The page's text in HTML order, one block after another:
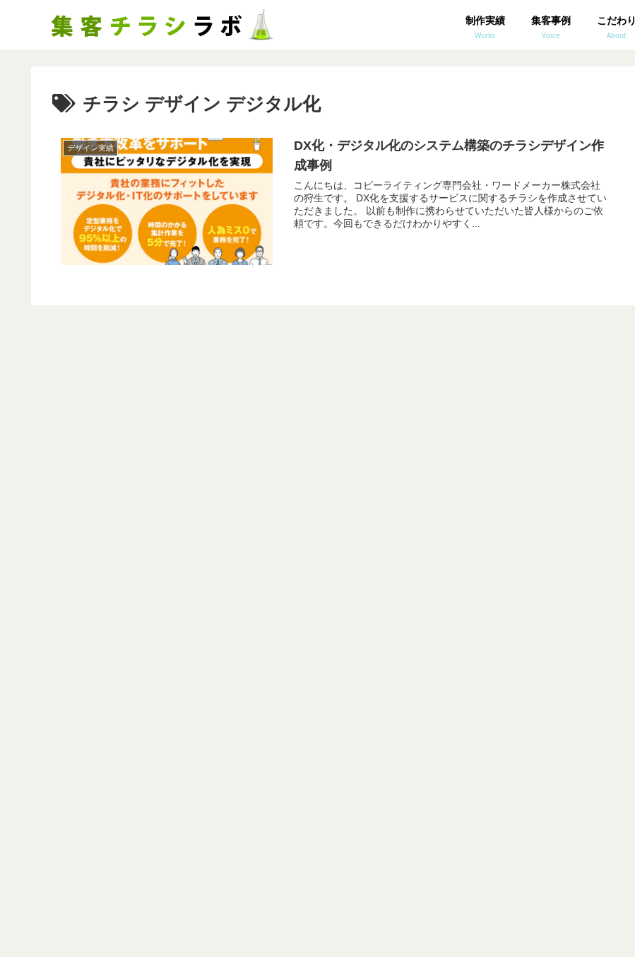
制作実績
Works
集客事例
Voice
こだわり
About
チラシ デザイン デジタル化
デザイン実績
DX化・デジタル化のシステム構築のチラシデザイン作
成事例
こんにちは、コピーライティング専門会社・ワードメーカー株式会社
の狩生です。 DX化を支援するサービスに関するチラシを作成させてい
ただきました。 以前も制作に携わらせていただいた皆人様からのご依
頼です。今回もできるだけわかりやすく...